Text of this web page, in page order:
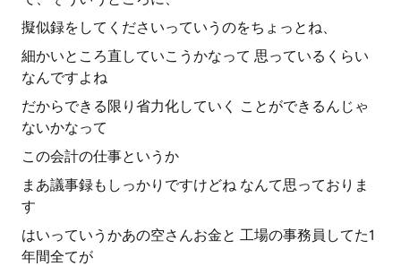
擬似録をしてくださいっていうのをちょっとね、
細かいところ直していこうかなって 思っているくらい
なんですよね
だからできる限り省力化していく ことができるんじゃ
ないかなって
この会計の仕事というか
まあ議事録もしっかりですけどね なんて思っておりま
す
はいっていうかあの空さんお金と 工場の事務員してた1
年間全てが